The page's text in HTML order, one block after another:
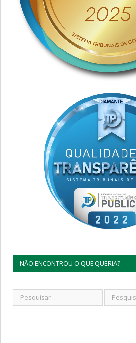
NÃO ENCONTROU O QUE QUERIA?